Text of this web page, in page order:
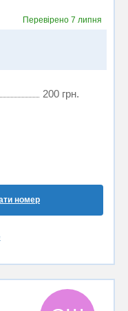
Перевірено7 липня
200 грн.
номер